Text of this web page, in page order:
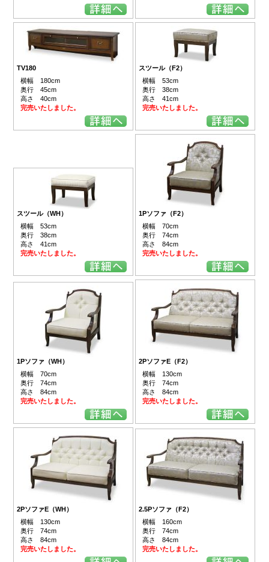
TV180
横幅 180cm
奥行 45cm
高さ 40cm
完売いたしました。
スツール（F2）
横幅 53cm
奥行 38cm
高さ 41cm
完売いたしました。
スツール（WH）
横幅 53cm
奥行 38cm
高さ 41cm
完売いたしました。
1Pソファ（F2）
横幅 70cm
奥行 74cm
高さ 84cm
完売いたしました。
1Pソファ（WH）
横幅 70cm
奥行 74cm
高さ 84cm
完売いたしました。
2PソファE（F2）
横幅 130cm
奥行 74cm
高さ 84cm
完売いたしました。
2PソファE（WH）
横幅 130cm
奥行 74cm
高さ 84cm
完売いたしました。
2.5Pソファ（F2）
横幅 160cm
奥行 74cm
高さ 84cm
完売いたしました。